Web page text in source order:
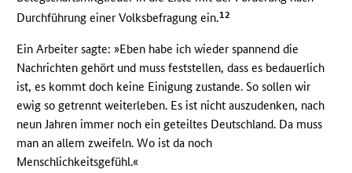
Durchführung einer Volksbefragung ein.12
Ein Arbeiter sagte: »Eben habe ich wieder spannend die
Nachrichten gehört und muss feststellen, dass es bedauerlich
ist, es kommt doch keine Einigung zustande. So sollen wir
ewig so getrennt weiterleben. Es ist nicht auszudenken, nach
neun Jahren immer noch ein geteiltes Deutschland. Da muss
man an allem zweifeln. Wo ist da noch
Menschlichkeitsgefühl.«